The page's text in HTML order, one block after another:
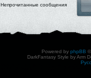
Непрочитанные сообщения
Powered by phpBB
DarkFantasy Style by Arm